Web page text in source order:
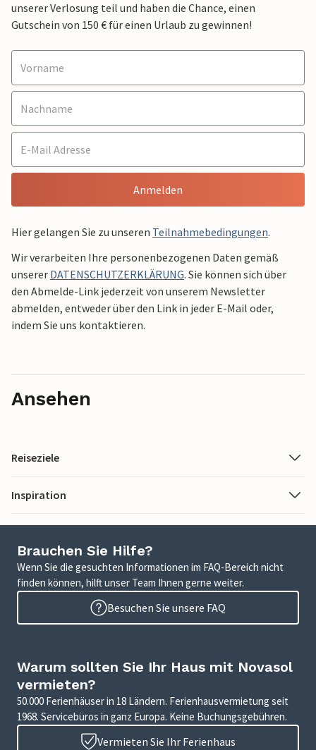
unserer Verlosung teil und haben die Chance, einen
Gutschein von 150 € für einen Urlaub zu gewinnen!
Anmelden
Hier gelangen Sie zu unseren Teilnahmebedingungen.
Wir verarbeiten Ihre personenbezogenen Daten gemäß
unserer DATENSCHUTZERKLÄRUNG. Sie können sich über
den Abmelde-Link jederzeit von unserem Newsletter
abmelden, entweder über den Link in jeder E-Mail oder,
indem Sie uns kontaktieren.
Ansehen
Reiseziele
Inspiration
Brauchen Sie Hilfe?
Wenn Sie die gesuchten Informationen im FAQ-Bereich nicht
finden können, hilft unser Team Ihnen gerne weiter.
Besuchen Sie unsere FAQ
Warum sollten Sie Ihr Haus mit Novasol
vermieten?
50.000 Ferienhäuser in 18 Ländern. Ferienhausvermietung seit
1968. Servicebüros in ganz Europa. Keine Buchungsgebühren.
Vermieten Sie Ihr Ferienhaus